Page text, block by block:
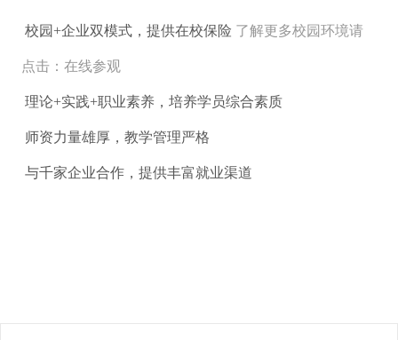
校园+企业双模式，提供在校保险 了解更多校园环境请
点击：在线参观
理论+实践+职业素养，培养学员综合素质
师资力量雄厚，教学管理严格
与千家企业合作，提供丰富就业渠道